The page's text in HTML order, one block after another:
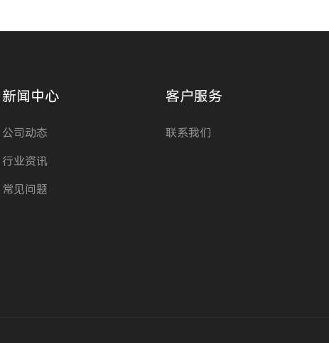
新闻中心
公司动态
行业资讯
常见问题
客户服务
联系我们